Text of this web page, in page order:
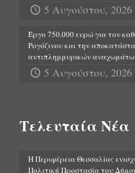
5 Αυγούστου, 2026
Έργο 750.000 ευρώ για τον
Ρογόζινου και την
αντιπλημμυρικών
5 Αυγούστου, 2026
Τελευταία Νέα
Η Περιφέρεια Θεσσαλίας
Πολιτική Προστασία του